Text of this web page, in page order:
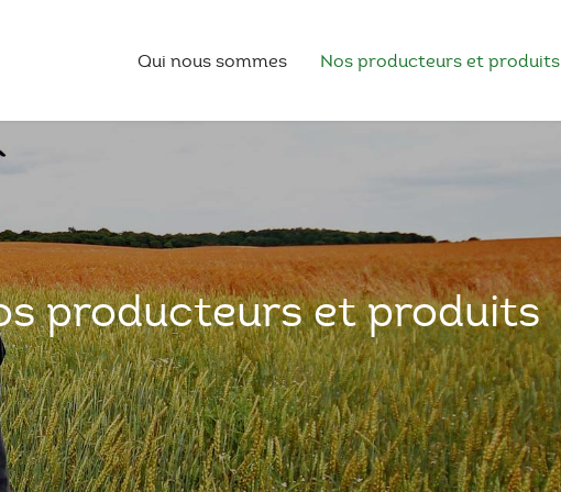
Qui nous sommes Nos producteurs et produits
producteurs et produits